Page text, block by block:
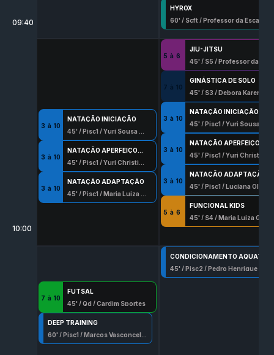
09:40
10:00
NATAÇÃO INICIAÇÃO
3 à 10
45' /Pisc1 /Yuri Sousa Rocha
NATAÇÃO APERFEIÇOAMENTO
3 à 10
45' /Pisc1 /Yuri Christian Rodrigues
NATAÇÃO ADAPTAÇÃO
3 à 10
45' /Pisc1 /Maria Luiza Garcia
FUTSAL
7 à 10
45' /Qd /Cardim Sportes
DEEP TRAINING
60' /Pisc1 /Marcos Vasconcelos Aguirres
HYROX
60' / Scft/Professor da Escala
JIU-JITSU
5 à 6
45' / S5 /Professor da Escala
GINÁSTICA DE SOLO
7 à 10
45' / S3 /Debora Karen Silva
NATAÇÃO INICIAÇÃO
3 à 10
45' /Pisc1 /Yuri Sousa Rocha
3 à 10
45' /Pisc1 /Yuri Christian Rodrigues
NATAÇÃO ADAPTAÇÃO
3 à 10
45' /Pisc1 /Luciana Oliveira Pinto
FUNCIONAL KIDS
5 à 6
45' / S4 /Maria Luiza Garcia
45' /Pisc2 /Pedro Henrique Ferreira